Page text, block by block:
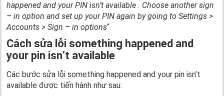
happened and your PIN isn’t available . Choose another sign
– in option and set up your PIN again by going to Settings >
Accounts > Sign – in options“
Cách sửa lỗi something happened and
your pin isn’t available
Các bước sửa lỗi something happened and your pin isn’t
available được tiến hành như sau: